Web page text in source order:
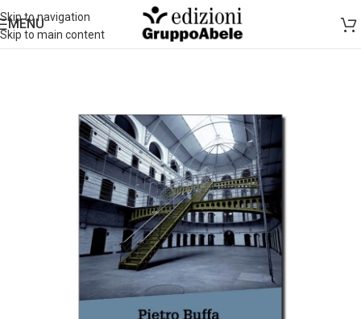
Skip to navigation
Skip to main content
MENU